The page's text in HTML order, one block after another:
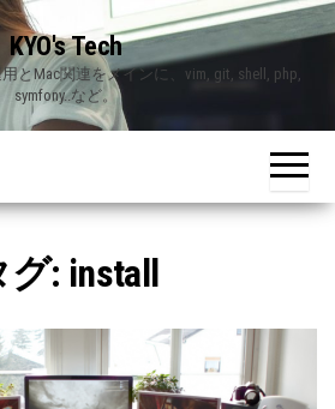
KYO's Tech
とMac関連をメインに、vim, git, shell, php,
symfony..など。
グ: install